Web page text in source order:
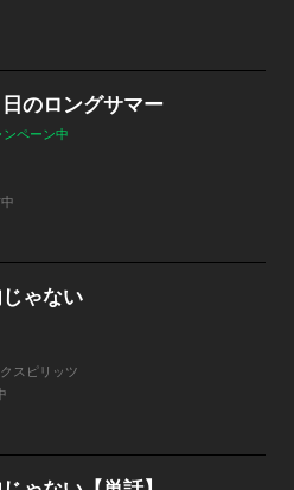
日のロングサマー
ンペーン中
ゃない
スピリッツ